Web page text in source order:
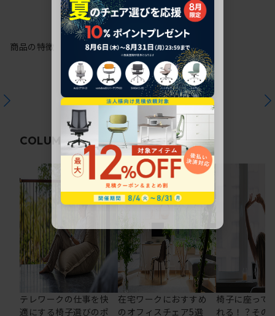
商品の特徴
COLUMN関連コラム
テレワークの仕事を快
適にする椅子選びのポ
在宅ワークにおすすめ
のオフィスチェア5選
椅子に座って
れる！？その